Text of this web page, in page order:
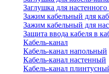
Заглушка для настенного
Зажим кабельный для
Зажим кабельный для
Защита ввода кабеля в
Кабель-канал
Кабель-канал напольный
Кабель-канал настенный
Кабель-канал